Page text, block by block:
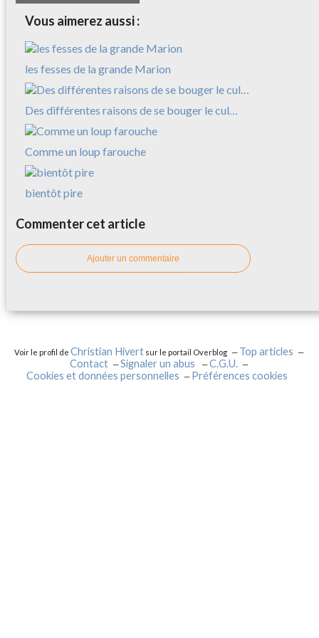
Vous aimerez aussi :
les fesses de la grande Marion
Des différentes raisons de se bouger le cul…
Comme un loup farouche
bientôt pire
Commenter cet article
Ajouter un commentaire
Voir le profil deChristian Hivert sur le portail Overblog
Top articles
Contact
Signaler un abus
C.G.U.
Cookies et données personnelles
Préférences cookies